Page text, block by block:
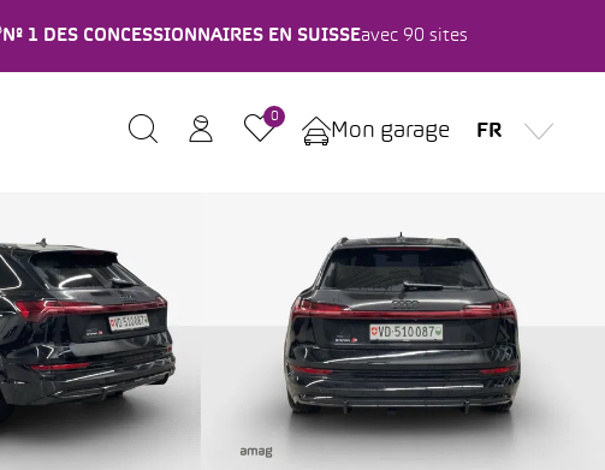
Nº 1 DES CONCESSIONNAIRES EN SUISSEavec 90 sites
0
Mon garage FR